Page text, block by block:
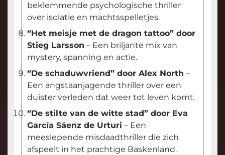
beklemmende psychologische thriller
over isolatie en machtsspelletjes.
“Het meisje met de dragon tattoo” door
Stieg Larsson – Een briljante mix van
mystery, spanning en actie.
“De schaduwvriend” door Alex North –
Een angstaanjagende thriller over een
duister verleden dat weer tot leven komt.
“De stilte van de witte stad” door Eva
García Sáenz de Urturi – Een
meeslepende misdaadthriller die zich
afspeelt in het prachtige Baskenland.